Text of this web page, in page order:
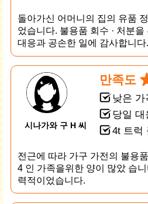
돌아가신 어머니의 집의 유품
었습니다. 불용품 회수 · 처분
대응과 공손한 일에 감사합니다.
시나가와 구 H 씨
만족도
낮은 가
당일 대
4t 트럭
전근에 따라 가구 가전의 불용
4 인 가족을위한 양이 많았 습
력적이었습니다.